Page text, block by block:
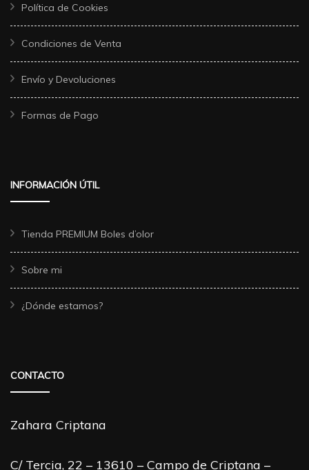
Política de Cookies
Condiciones de Venta
Envío y Devoluciones
Formas de Pago
INFORMACIÓN ÚTIL
Tienda PREMIUM Boles d’olor
Sobre mi
¿Dónde estamos?
CONTACTO
Zahara Criptana
C/ Tercia, 22 – 13610 – Campo de Criptana –